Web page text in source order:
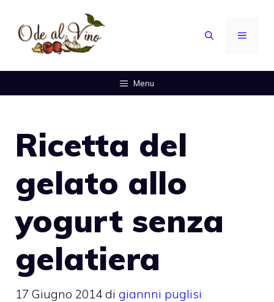
contenuto
MENU
Menu
Ricetta del
gelato allo
yogurt senza
gelatiera
17 Giugno 2014 di giannni puglisi